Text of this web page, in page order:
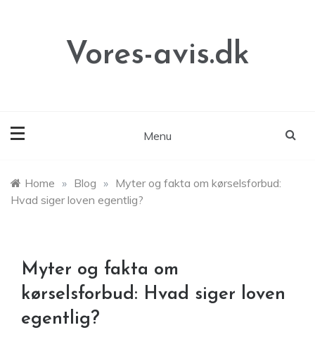
Vores-avis.dk
Menu
Home » Blog » Myter og fakta om kørselsforbud:
Hvad siger loven egentlig?
Myter og fakta om
kørselsforbud: Hvad siger loven
egentlig?